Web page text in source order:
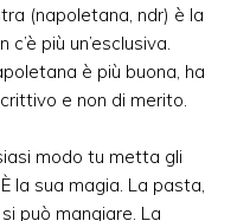
(napoletana, ndr) è la
più un’esclusiva.
è più buona, ha
e non di merito.
modo tu metta gli
la sua magia. La pasta,
può mangiare. La